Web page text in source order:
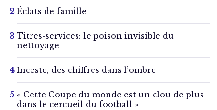
Éclats de famille
Titres-services: le poison invisible du
nettoyage
Inceste, des chiffres dans l’ombre
« Cette Coupe du monde est un clou de plus
dans le cercueil du football »